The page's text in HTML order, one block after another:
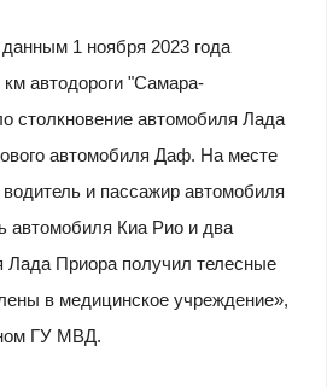
1 ноября 2023 года
автодороги "Самара-
столкновение автомобиля Лада
автомобиля Даф. На месте
и пассажир автомобиля
автомобиля Киа Рио и два
Лада Приора получил телесные
в медицинское учреждение»,
ГУ МВД.